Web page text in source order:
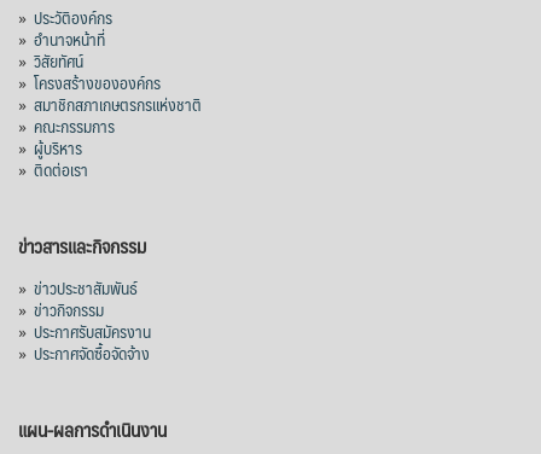
» ประวัติองค์กร
» อำนาจหน้าที่
» วิสัยทัศน์
» โครงสร้างขององค์กร
» สมาชิกสภาเกษตรกรแห่งชาติ
» คณะกรรมการ
» ผู้บริหาร
» ติดต่อเรา
ข่าวสารและกิจกรรม
» ข่าวประชาสัมพันธ์
» ข่าวกิจกรรม
» ประกาศรับสมัครงาน
» ประกาศจัดซื้อจัดจ้าง
แผน-ผลการดำเนินงาน